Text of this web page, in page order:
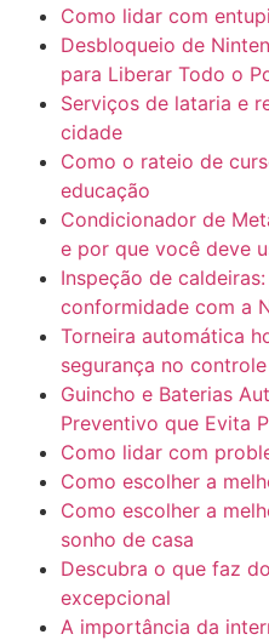
Como lidar com
Desbloqueio de
para Liberar Todo o
Serviços de lataria e
cidade
Como o rateio de
educação
Condicionador de
e por que você deve
Inspeção de
conformidade com a
Torneira automática
segurança no
Guincho e Baterias
Preventivo que Evita
Como lidar com
Como escolher a
Como escolher a
sonho de casa
Descubra o que faz
excepcional
A importância da